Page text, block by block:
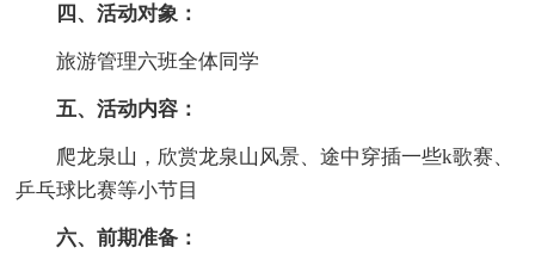
四、活动对象：
旅游管理六班全体同学
五、活动内容：
爬龙泉山，欣赏龙泉山风景、途中穿插一些k歌赛、
乒乓球比赛等小节目
六、前期准备：